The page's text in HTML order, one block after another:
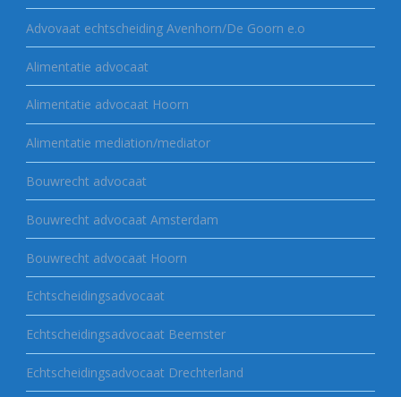
Advovaat echtscheiding Avenhorn/De Goorn e.o
Alimentatie advocaat
Alimentatie advocaat Hoorn
Alimentatie mediation/mediator
Bouwrecht advocaat
Bouwrecht advocaat Amsterdam
Bouwrecht advocaat Hoorn
Echtscheidingsadvocaat
Echtscheidingsadvocaat Beemster
Echtscheidingsadvocaat Drechterland